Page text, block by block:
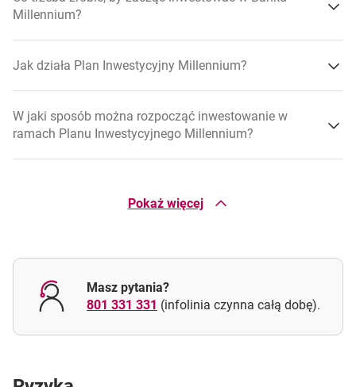
Subfundusz Plan Spokojny – Kluczowe Informacje
otwiera się w nowej karcie
Prospekt Informacyjny Millennium FIO
otwiera się w nowej karcie
Prospekt Informacyjny Millennium SFIO
otwiera się w nowej karcie
Millennium?
Jak działa Plan Inwestycyjny Millennium?
W jaki sposób można rozpocząć inwestowanie w
ramach Planu Inwestycyjnego Millennium?
Inwestycyjnego Millennium?
Pokaż więcej
Masz pytania?
801 331 331 (infolinia czynna całą dobę).